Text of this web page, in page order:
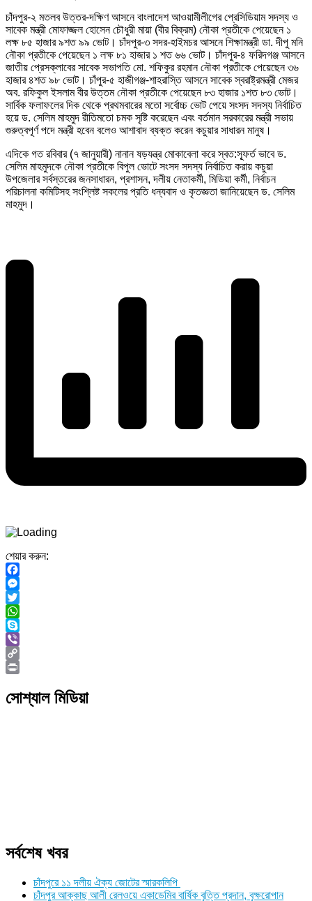
চাঁদপুর-২ মতলব উত্তর-দক্ষিণ আসনে বাংলাদেশ আওয়ামীলীগের প্রেসিডিয়াম সদস্য ও
সাবেক মন্ত্রী মোফাজ্জল হোসেন চৌধুরী মায়া (বীর বিক্রম) নৌকা প্রতীকে পেয়েছেন ১
লক্ষ ৮৫ হাজার ৯শত ৯৯ ভোট। চাঁদপুর-৩ সদর-হাইমচর আসনে শিক্ষামন্ত্রী ডা. দীপু মনি
নৌকা প্রতীকে পেয়েছেন ১ লক্ষ ৮১ হাজার ১ শত ৬৬ ভোট। চাঁদপুর-৪ ফরিদগঞ্জ আসনে
জাতীয় প্রেসক্লাবের সাবেক সভাপতি মো. শফিকুর রহমান নৌকা প্রতীকে পেয়েছেন ৩৬
হাজার ৪শত ৯৮ ভোট। চাঁপুর-৫ হাজীগঞ্জ-শাহরাস্তি আসনে সাবেক স্বরাষ্ট্রমন্ত্রী মেজর
অব. রফিকুল ইসলাম বীর উত্তম নৌকা প্রতীকে পেয়েছেন ৮৩ হাজার ১শত ৮৩ ভোট।
সার্বিক ফলাফলের দিক থেকে প্রথমবারের মতো সর্বোচ্চ ভোট পেয়ে সংসদ সদস্য নির্বাচিত
হয়ে ড. সেলিম মাহমুদ রীতিমতো চমক সৃষ্টি করেছেন এবং বর্তমান সরকারের মন্ত্রী সভায়
গুরুত্বপূর্ণ পদে মন্ত্রী হবেন বলেও আশাবাদ ব্যক্ত করেন কচুয়ার সাধারন মানুষ।
এদিকে গত রবিবার (৭ জানুয়ারী) নানান ষড়যন্ত্র মোকাবেলা করে স্বত:স্ফূর্ত ভাবে ড.
সেলিম মাহমুদকে নৌকা প্রতীকে বিপুল ভোটে সংসদ সদস্য নির্বাচিত করায় কচুয়া
উপজেলার সর্বস্তরের জনসাধারন, প্রশাসন, দলীয় নেতাকর্মী, মিডিয়া কর্মী, নির্বাচন
পরিচালনা কমিটিসহ সংশ্লিষ্ট সকলের প্রতি ধন্যবাদ ও কৃতজ্ঞতা জানিয়েছেন ড. সেলিম
মাহমুদ।
শেয়ার করুন:
Facebook
Messenger
Twitter
WhatsApp
Skype
Viber
Copy
সোশ্যাল মিডিয়া
সর্বশেষ খবর
চাঁদপুরে ১১ দলীয় ঐক্য জোটের স্মারকলিপি
চাঁদপুর আক্কাছ আলী রেলওয়ে একাডেমির বার্ষিক বৃত্তি প্রদান, বৃক্ষরোপান